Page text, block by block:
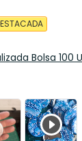
Bolsa 100